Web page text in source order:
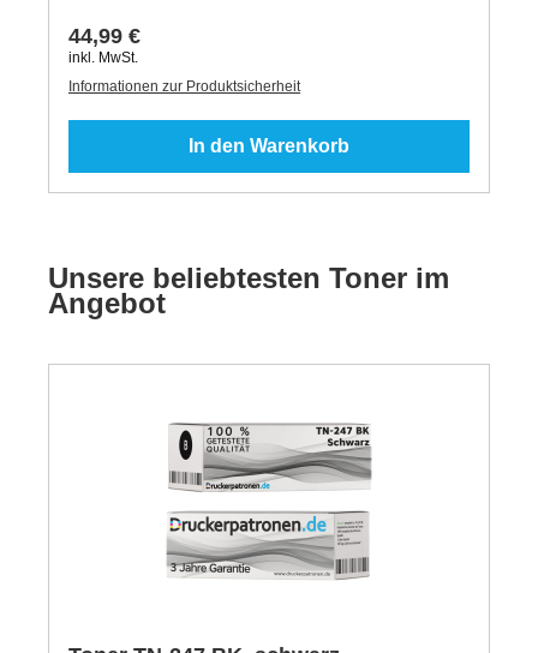
44,99 €
inkl. MwSt.
Informationen zur Produktsicherheit
In den Warenkorb
Unsere beliebtesten Toner im
Angebot